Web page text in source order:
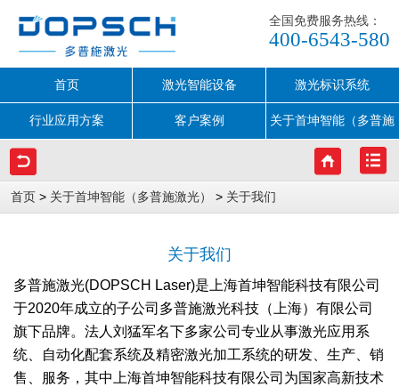
全国免费服务热线：
400-6543-580
首页 激光智能设备 激光标识系统
行业应用方案 客户案例 关于首坤智能（多普施
激光）
首页 > 关于首坤智能（多普施激光） > 关于我们
关于我们
多普施激光(DOPSCH Laser)是上海首坤智能科技有限公司
于2020年成立的子公司多普施激光科技（上海）有限公司
旗下品牌。法人刘猛军名下多家公司专业从事激光应用系
统、自动化配套系统及精密激光加工系统的研发、生产、销
售、服务，其中上海首坤智能科技有限公司为国家高新技术